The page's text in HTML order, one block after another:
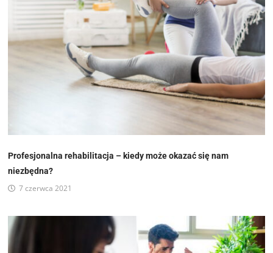
Profesjonalna rehabilitacja – kiedy może okazać się nam
niezbędna?
7 czerwca 2021